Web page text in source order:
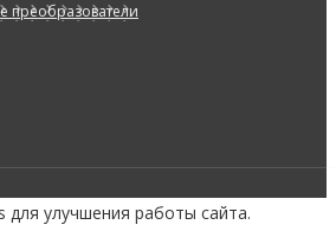
преобразователи
улучшения работы сайта.